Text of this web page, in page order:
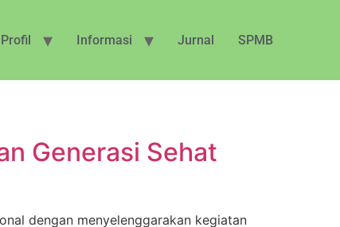
Profil Informasi Jurnal SPMB
Generasi Sehat
dengan menyelenggarakan kegiatan